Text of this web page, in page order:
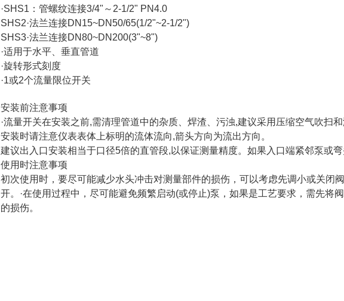
·SHS1：管螺纹连接3/4"～2-1/2" PN4.0
SHS2·法兰连接DN15~DN50/65(1/2"~2-1/2")
SHS3·法兰连接DN80~DN200(3"~8")
·适用于水平、垂直管道
·旋转形式刻度
·1或2个流量限位开关
安装前注意事项
·流量开关在安装之前,需清理管道中的杂质、焊渣、污浊,建议采用压缩空气吹扫
安装时请注意仪表表体上标明的流体流向,箭头方向为流出方向。
建议出入口安装相当于口径5倍的直管段,以保证测量精度。如果入口端紧邻泵或
使用时注意事项
初次使用时，要尽可能减少水头冲击对测量部件的损伤，可以考虑先调小或关闭
开。·在使用过程中，尽可能避免频繁启动(或停止)泵，如果是工艺要求，需先将
的损伤。